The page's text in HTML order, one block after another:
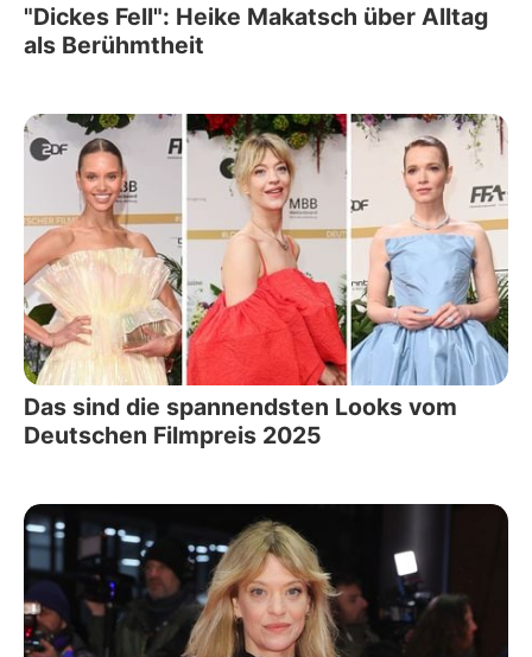
"Dickes Fell": Heike Makatsch über Alltag
als Berühmtheit
Das sind die spannendsten Looks vom
Deutschen Filmpreis 2025